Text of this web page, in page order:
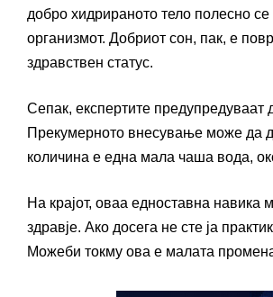
добро хидрираното тело полесно
организмот. Добриот сон, пак, е
здравствен статус.
Сепак, експертите
Прекумерното внесување може да
количина е една мала чаша вода,
На крајот, оваа едноставна навика
здравје. Ако досега не сте ја
Можеби токму ова е малата